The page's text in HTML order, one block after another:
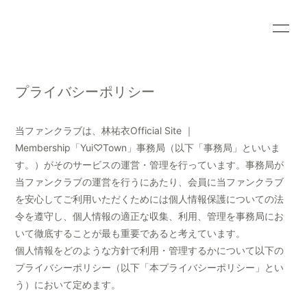
PROFILE
BLOG
〈#yuichannippou〉
MOVIE
〈backstage〉
会員登録 ログイン
プライバシーポリシー
当ファンクラブは、林祐衣Official Site ｜
Membership「Yui♡Town」事務局（以下「事務局」といいま
す。）がそのサービスの運営・管理を行っています。事務局が
当ファンクラブの運営を行うにあたり、会員に当ファンクラブ
を安心してご利用いただくためには個人情報保護についての法
令を遵守し、個人情報の適正な収集、利用、管理を事務局にお
いて徹底することが最も重要であると考えています。
個人情報をどのような方針で利用・管理するかについて以下の
プライバシーポリシー（以下「本プライバシーポリシー」とい
う）において定めます。